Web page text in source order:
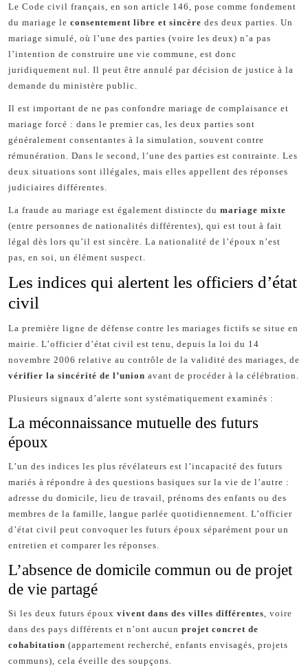
Le Code civil français, en son article 146, pose comme fondement
du mariage le consentement libre et sincère des deux parties. Un
mariage simulé, où l’une des parties (voire les deux) n’a pas
l’intention de construire une vie commune, est donc
juridiquement nul. Il peut être annulé par décision de justice à la
demande du ministère public.
Il est important de ne pas confondre mariage de complaisance et
mariage forcé : dans le premier cas, les deux parties sont
généralement consentantes à la simulation, souvent contre
rémunération. Dans le second, l’une des parties est contrainte. Les
deux situations sont illégales, mais elles appellent des réponses
judiciaires différentes.
La fraude au mariage est également distincte du mariage mixte
(entre personnes de nationalités différentes), qui est tout à fait
légal dès lors qu’il est sincère. La nationalité de l’époux n’est
pas, en soi, un élément suspect.
Les indices qui alertent les officiers d’état
civil
La première ligne de défense contre les mariages fictifs se situe en
mairie. L’officier d’état civil est tenu, depuis la loi du 14
novembre 2006 relative au contrôle de la validité des mariages, de
vérifier la sincérité de l’union avant de procéder à la célébration.
Plusieurs signaux d’alerte sont systématiquement examinés :
La méconnaissance mutuelle des futurs
époux
L’un des indices les plus révélateurs est l’incapacité des futurs
mariés à répondre à des questions basiques sur la vie de l’autre :
adresse du domicile, lieu de travail, prénoms des enfants ou des
membres de la famille, langue parlée quotidiennement. L’officier
d’état civil peut convoquer les futurs époux séparément pour un
entretien et comparer les réponses.
L’absence de domicile commun ou de projet
de vie partagé
Si les deux futurs époux vivent dans des villes différentes , voire
dans des pays différents et n’ont aucun projet concret de
cohabitation (appartement recherché, enfants envisagés, projets
communs), cela éveille des soupçons.